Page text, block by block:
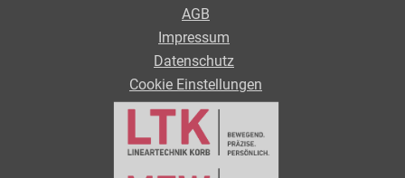
AGB
Impressum
Datenschutz
Cookie Einstellungen